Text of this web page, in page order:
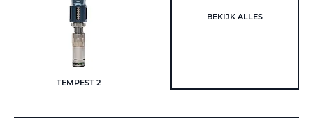
TEMPEST 2
BEKIJK ALLES